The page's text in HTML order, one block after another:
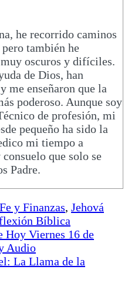
he recorrido caminos
también he
oscuros y difíciles.
de Dios, han
me enseñaron que la
poderoso. Aunque soy
de profesión, mi
pequeño ha sido la
mi tiempo a
que solo se
Padre.
Fe y Finanzas, Jehová
Bíblica
Hoy Viernes 16 de
Audio
La Llama de la